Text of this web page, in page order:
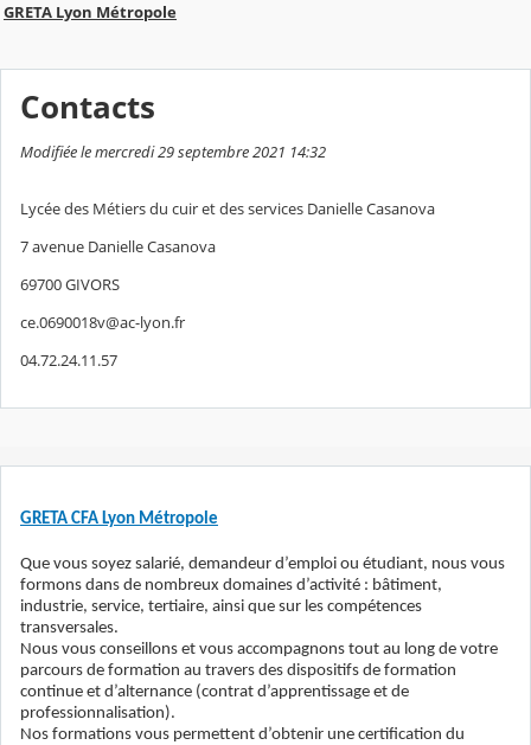
GRETA Lyon Métropole
Contacts
Modifiée le mercredi 29 septembre 2021 14:32
Lycée des Métiers du cuir et des services Danielle Casanova
7 avenue Danielle Casanova
69700 GIVORS
ce.0690018v@ac-lyon.fr
04.72.24.11.57
GRETA CFA Lyon Métropole
Que vous soyez salarié, demandeur d’emploi ou étudiant, nous vous
formons dans de nombreux domaines d’activité : bâtiment,
industrie, service, tertiaire, ainsi que sur les compétences
transversales.
Nous vous conseillons et vous accompagnons tout au long de votre
parcours de formation au travers des dispositifs de formation
continue et d’alternance (contrat d’apprentissage et de
professionnalisation).
Nos formations vous permettent d’obtenir une certification du